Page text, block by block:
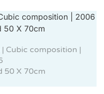
Cubic composition |
50 X 70cm